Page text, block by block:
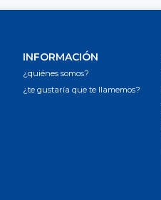
INFORMACIÓN
¿quiénes somos?
¿te gustaría que te llamemos?